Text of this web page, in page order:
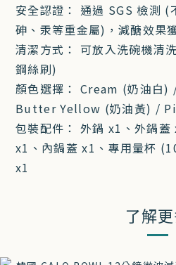
安全認證： 通過 SGS 檢測 (
砷、汞等重金屬)，減醣效果
清潔方式： 可放入洗碗機清
鋼絲刷)
顏色選擇： Cream (奶油白
Butter Yellow (奶油黃) /
包裝配件： 外鍋 x1、外鍋
x1、內鍋蓋 x1、專用量杯
x1
了解